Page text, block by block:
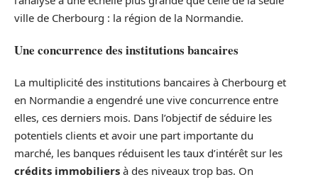
ville de Cherbourg : la région de la Normandie.
Une concurrence des institutions bancaires
La multiplicité des institutions bancaires à Cherbourg et
en Normandie a engendré une vive concurrence entre
elles, ces derniers mois. Dans l’objectif de séduire les
potentiels clients et avoir une part importante du
marché, les banques réduisent les taux d’intérêt sur les
crédits immobiliers à des niveaux trop bas. On